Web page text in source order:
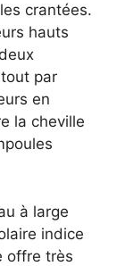
crantées.
hauts
par
en
la cheville
à large
indice
offre très